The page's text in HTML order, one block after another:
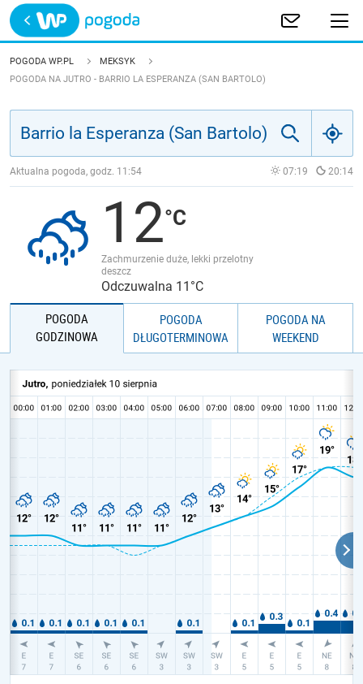
Trwa ładowanie
POLSKA
JAKOŚĆ POWIETRZA
POGODA WP.PL
MEKSYK
POGODA NA JUTRO - BARRIO LA ESPERANZA (SAN BARTOLO)
Aktualna pogoda, godz. 11:54 07:19 20:14
12
Zachmurzenie duże, lekki przelotny
deszcz
Odczuwalna 11°C
POGODA
GODZINOWA
POGODA
DŁUGOTERMINOWA
POGODA NA
WEEKEND